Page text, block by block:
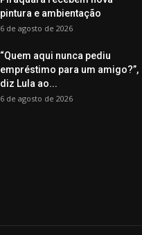
pintura e ambientação
6 de agosto de 2026
“Quem aqui nunca pediu
empréstimo para um amigo?”,
diz Lula ao...
6 de agosto de 2026